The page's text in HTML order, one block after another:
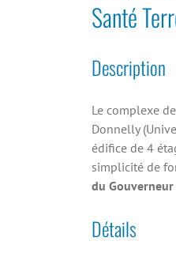
Santé
Description
Le complexe
Donnelly
édifice de 4
simplicité de
du
Détails